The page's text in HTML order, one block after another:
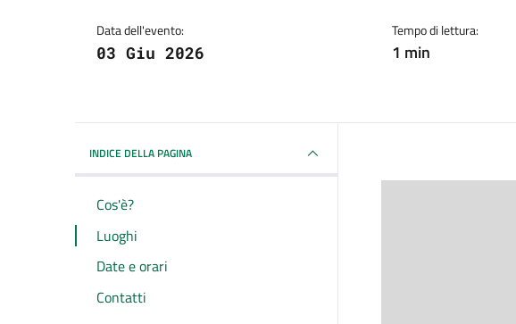
Data dell'evento:
03 Giu 2026
Tempo di lettura:
1 min
INDICE DELLA PAGINA
Cos'è?
Luoghi
Date e orari
Contatti